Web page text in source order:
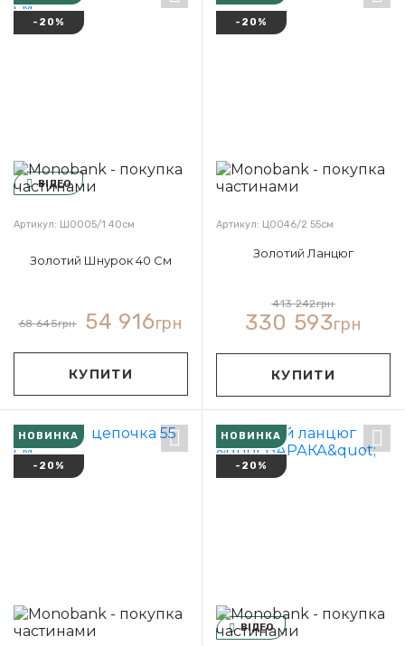
-20%
ВІДЕО
Артикул: Ш0005/1 40см
Золотий Шнурок 40 См
68 645грн 54 916грн
КУПИТИ
-20%
Артикул: Ц0046/2 55см
Золотий Ланцюг
413 242грн
330 593грн
КУПИТИ
НОВИНКА
-20%
НОВИНКА
-20%
ВІДЕО